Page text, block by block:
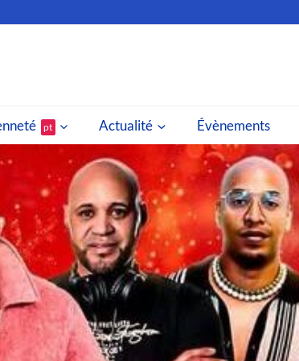
pt Actualité Évènements